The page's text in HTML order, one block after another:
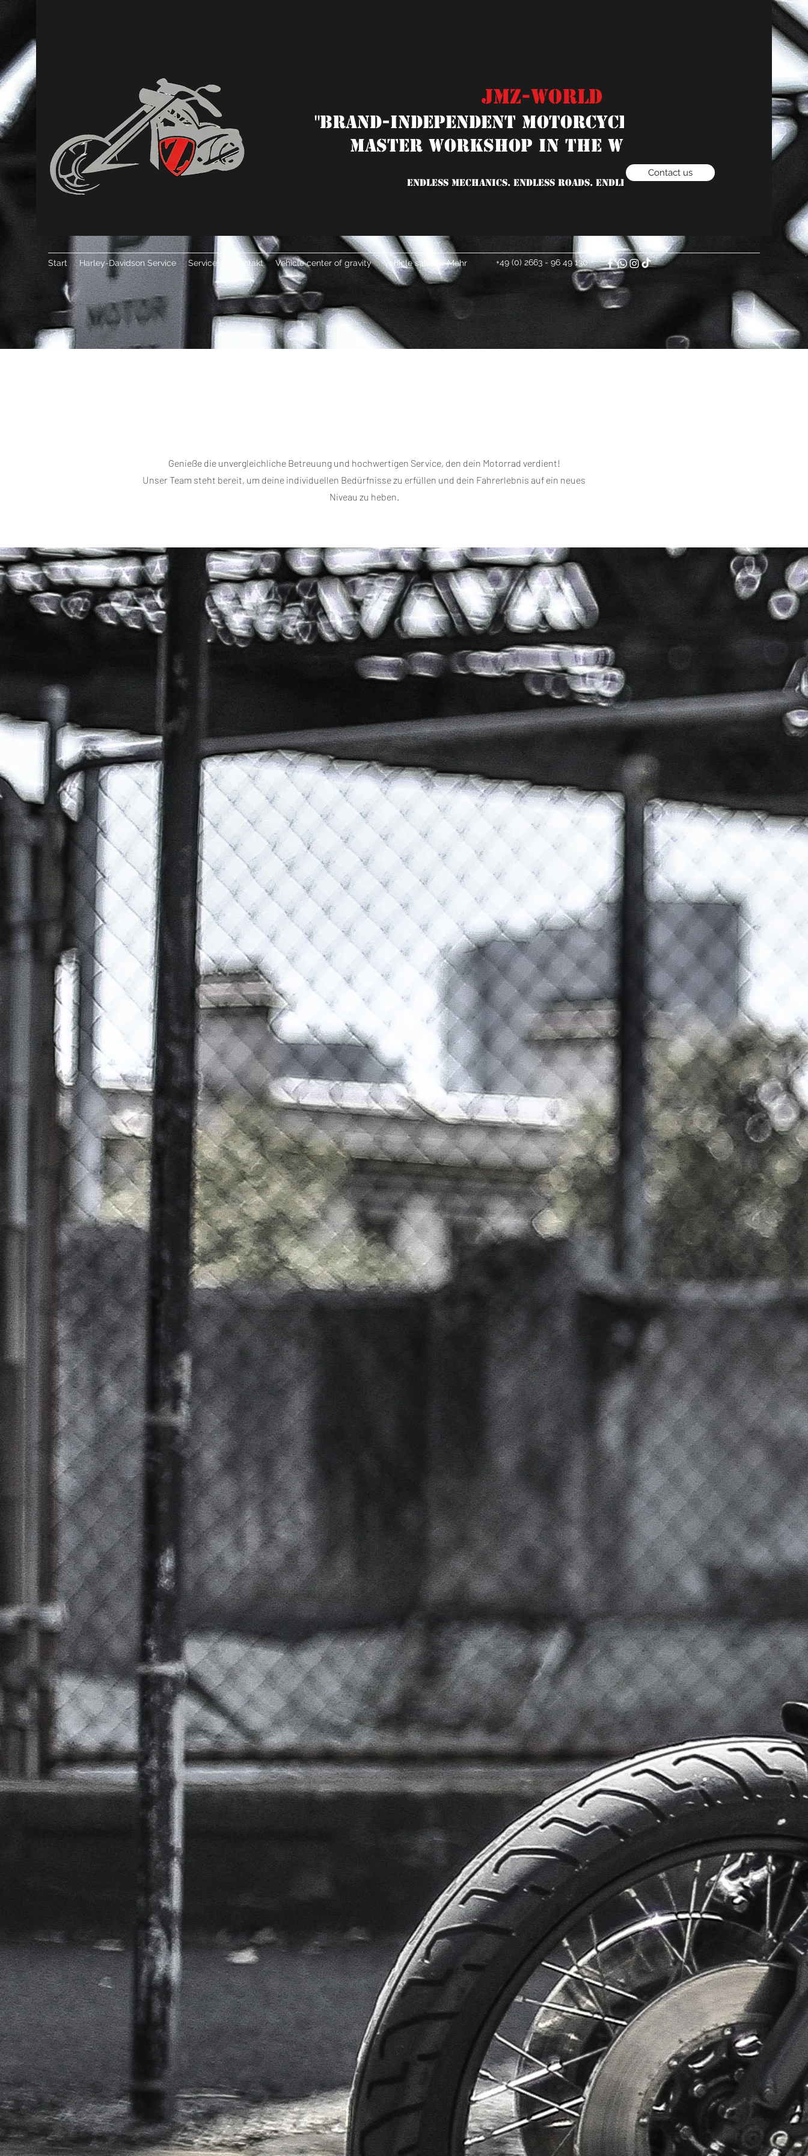
JMZ-WORLD
"Brand-independent Motorcycle Dealer with
Master Workshop in the Westerwald"
ENDLESS MECHANICS. ENDLESS ROADS. ENDLESS LOVE.
Contact us
Start Harley-Davidson Service Services Kontakt Vehicle center of gravity Vehicle sales Mehr +49 (0) 2663 - 96 49 130
Genieße die unvergleichliche Betreuung und hochwertigen Service, den dein Motorrad verdient!
Unser Team steht bereit, um deine individuellen Bedürfnisse zu erfüllen und dein Fahrerlebnis auf ein neues
Niveau zu heben.